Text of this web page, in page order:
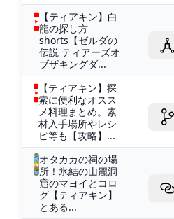
【ティアキン】白
龍の探し方
shorts【ゼルダの
伝説 ティアーズオ
ブザキングダ...
【ティアキン】探
索に便利なオスス
メ料理まとめ。素
材入手場所やレシ
ピ等も【攻略】...
オタカカの祠の場
所！氷結の山麗洞
窟のマヨイとコロ
グ【ティアキン】
とある...